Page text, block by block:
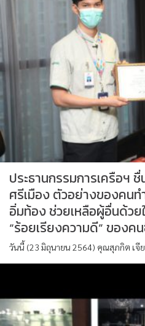
ประธานกรรมการเครือฯ
ศรีเมือง ตัวอย่างของคนท
อิ่มท้อง ช่วยเหลือผู้อื่นด้วย
“ร้อยเรียงความดี” ของค
วันนี้ (23 มิถุนายน 2564) คุณสุภกิต เจี